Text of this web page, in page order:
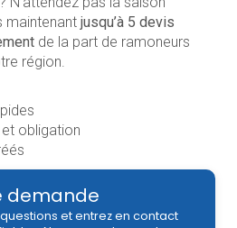
maintenant jusqu’à 5 devis
de la part de ramoneurs
région.
obligation
demande
et entrez en contact